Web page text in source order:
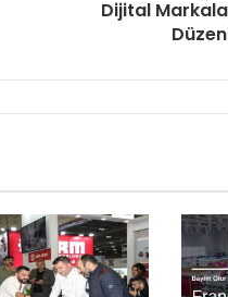
Dijital